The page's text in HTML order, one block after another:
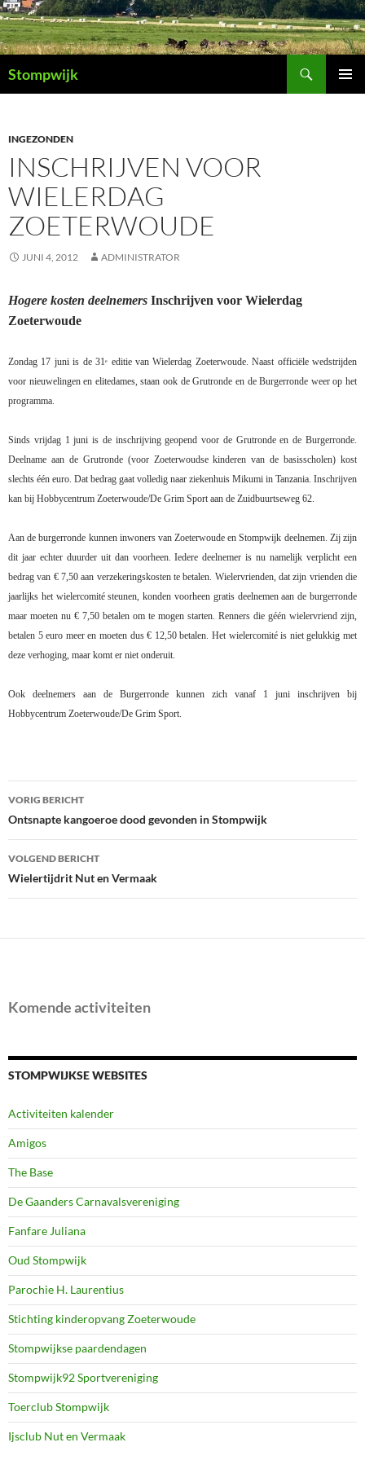
Ga
naar
de
inhoud
Stompwijk
INGEZONDEN
INSCHRIJVEN VOOR
WIELERDAG
ZOETERWOUDE
JUNI 4, 2012 ADMINISTRATOR
Hogere kosten deelnemers Inschrijven voor Wielerdag
Zoeterwoude
Zondag 17 juni is de 31e
editie van Wielerdag Zoeterwoude. Naast officiële wedstrijden
voor nieuwelingen en elitedames, staan ook de Grutronde en de Burgerronde weer op het
programma.
Sinds vrijdag 1 juni is de inschrijving geopend voor de Grutronde en de Burgerronde.
Deelname aan de Grutronde (voor Zoeterwoudse kinderen van de basisscholen) kost
slechts één euro. Dat bedrag gaat volledig naar ziekenhuis Mikumi in Tanzania. Inschrijven
kan bij Hobbycentrum Zoeterwoude/De Grim Sport aan de Zuidbuurtseweg 62.
Aan de burgerronde kunnen inwoners van Zoeterwoude en Stompwijk deelnemen. Zij zijn
dit jaar echter duurder uit dan voorheen. Iedere deelnemer is nu namelijk verplicht een
bedrag van € 7,50 aan verzekeringskosten te betalen. Wielervrienden, dat zijn vrienden die
jaarlijks het wielercomité steunen, konden voorheen gratis deelnemen aan de burgerronde
maar moeten nu € 7,50 betalen om te mogen starten. Renners die géén wielervriend zijn,
betalen 5 euro meer en moeten dus € 12,50 betalen. Het wielercomité is niet gelukkig met
deze verhoging, maar komt er niet onderuit.
Ook deelnemers aan de Burgerronde kunnen zich vanaf 1 juni inschrijven bij
Hobbycentrum Zoeterwoude/De Grim Sport.
Bericht
navigatie
VORIG BERICHT
Ontsnapte kangoeroe dood gevonden in Stompwijk
VOLGEND BERICHT
Wielertijdrit Nut en Vermaak
Komende activiteiten
STOMPWIJKSE WEBSITES
Activiteiten kalender
Amigos
The Base
De Gaanders Carnavalsvereniging
Fanfare Juliana
Oud Stompwijk
Parochie H. Laurentius
Stichting kinderopvang Zoeterwoude
Stompwijkse paardendagen
Stompwijk92 Sportvereniging
Toerclub Stompwijk
Ijsclub Nut en Vermaak